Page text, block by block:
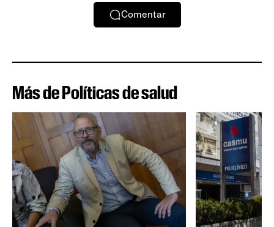
Comentar
Más de Políticas de salud